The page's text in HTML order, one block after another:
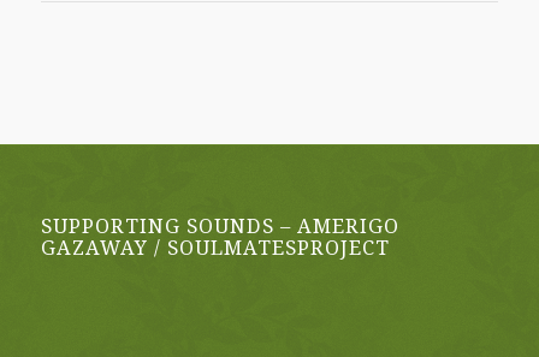
SUPPORTING SOUNDS – AMERIGO
GAZAWAY / SOULMATESPROJECT